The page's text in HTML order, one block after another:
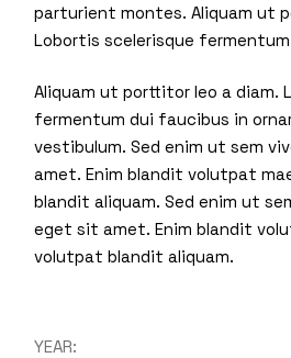
parturient montes. Aliquam ut
Lobortis scelerisque
Aliquam ut porttitor leo a diam.
fermentum dui faucibus in
vestibulum. Sed enim ut sem
amet. Enim blandit volutpat
blandit aliquam. Sed enim ut
eget sit amet. Enim blandit
volutpat blandit aliquam.
YEAR: